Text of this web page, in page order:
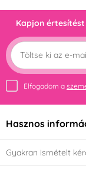
Kapjon
Elfogadom a
Hasznos
Gyakran ismételt